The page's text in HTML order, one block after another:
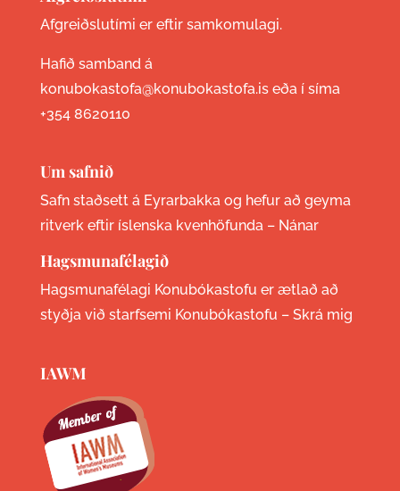
Afgreiðslutími er eftir samkomulagi.
Hafið samband á
konubokastofa@konubokastofa.is eða í síma
+354 8620110
Um safnið
Safn staðsett á Eyrarbakka og hefur að geyma
ritverk eftir íslenska kvenhöfunda – Nánar
Hagsmunafélagið
Hagsmunafélagi Konubókastofu er ætlað að
styðja við starfsemi Konubókastofu – Skrá mig
IAWM